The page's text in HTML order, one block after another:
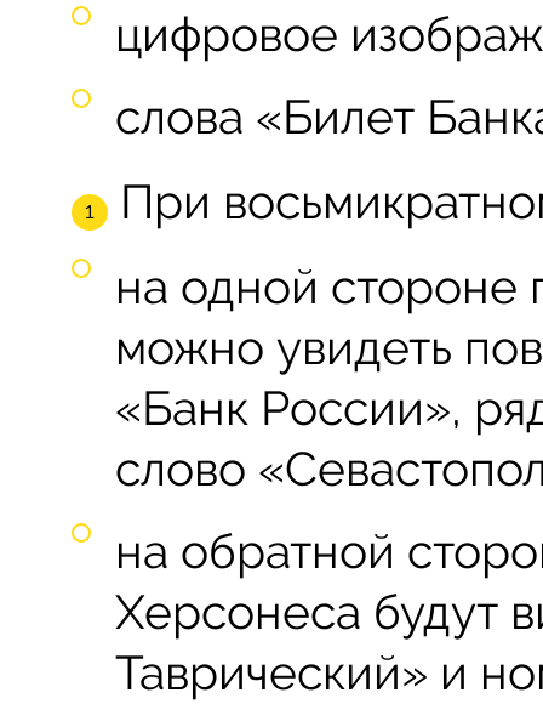
цифровое
слова «Билет
При
на одной стороне
можно увидеть
«Банк России»,
слово
на обратной
Херсонеса будут
Таврический» и